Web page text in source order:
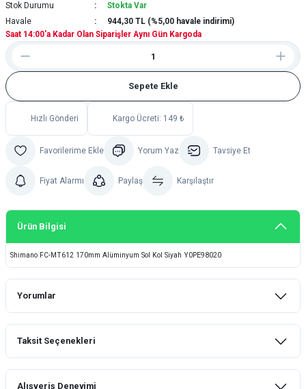
Stok Durumu
Stokta Var
Havale
944,30 TL (%5,00 havale indirimi)
Saat 14:00'a Kadar Olan Siparişler Aynı Gün Kargoda
Sepete Ekle
Hızlı Gönderi Kargo Ücreti: 149 ₺
Yorum Yaz Tavsiye Et
Fiyat Alarmı Paylaş Karşılaştır
Ürün Bilgisi
Shimano FC-MT612 170mm Alüminyum Sol Kol Siyah Y0PE98020
Yorumlar
Taksit Seçenekleri
Alışveriş Deneyimi